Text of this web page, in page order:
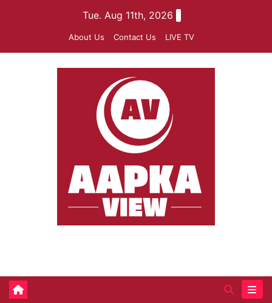
Tue. Aug 11th, 2026
About Us Contact Us LIVE TV